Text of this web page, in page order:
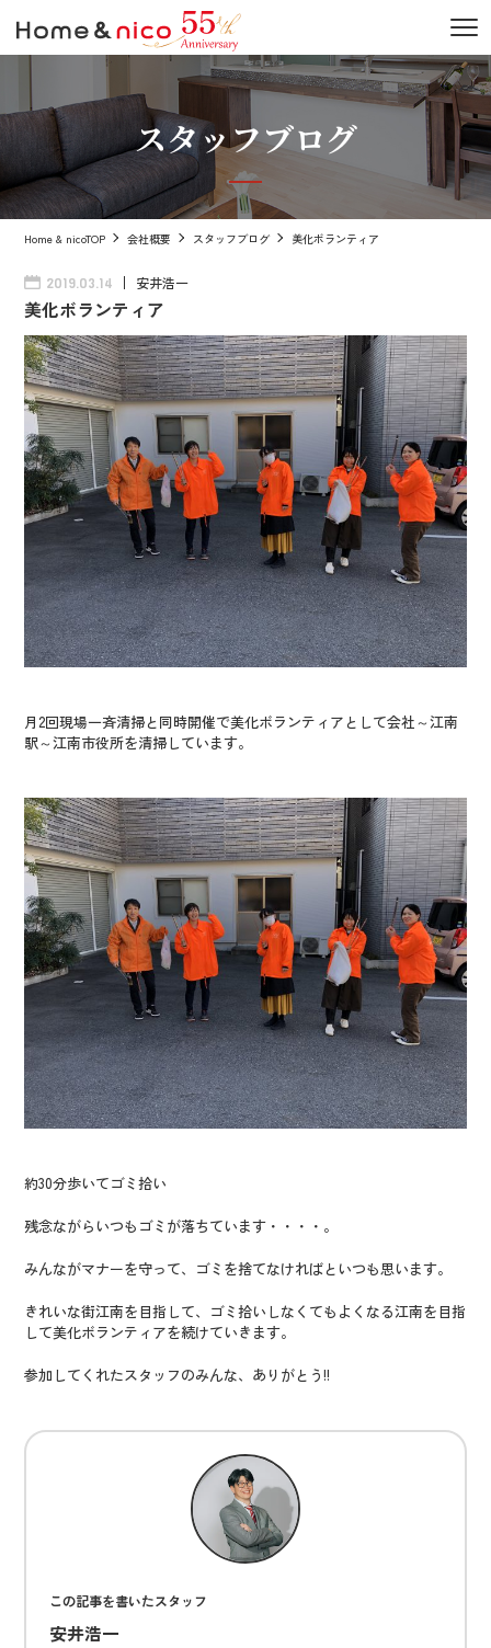
スタッフブログ
Home & nicoTOP 会社概要 スタッフブログ 美化ボランティア
2019.03.14 安井浩一
美化ボランティア
月2回現場一斉清掃と同時開催で美化ボランティアとして会社～江南
駅～江南市役所を清掃しています。
約30分歩いてゴミ拾い
残念ながらいつもゴミが落ちています・・・・。
みんながマナーを守って、ゴミを捨てなければといつも思います。
きれいな街江南を目指して、ゴミ拾いしなくてもよくなる江南を目指
して美化ボランティアを続けていきます。
参加してくれたスタッフのみんな、ありがとう!!
この記事を書いたスタッフ
安井浩一